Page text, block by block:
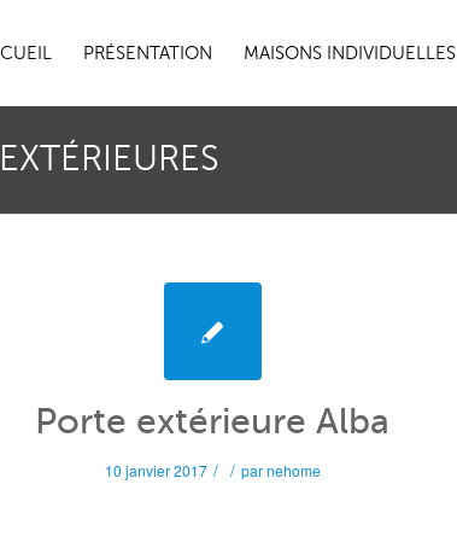
PRÉSENTATION MAISONS INDIVIDUELLES
Porte extérieure Alba
10 janvier 2017 / / parnehome